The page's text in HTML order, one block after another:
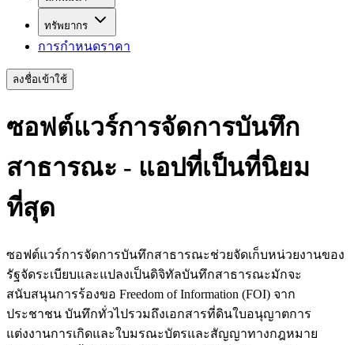
ทรัพยากร
การกำหนดราคา
ลงชื่อเข้าใช้
ซอฟต์แวร์การจัดการบันทึก
สาธารณะ - แอปที่เป็นที่นิยม
ที่สุด
ซอฟต์แวร์การจัดการบันทึกสาธารณะช่วยจัดเก็บหน่วยงานของ
รัฐจัดระเบียบและแปลงเป็นดิจิทัลบันทึกสาธารณะมักจะ
สนับสนุนการร้องขอ Freedom of Information (FOI) จาก
ประชาชน บันทึกทั่วไปรวมถึงเอกสารที่ดินใบอนุญาตการ
แต่งงานการเกิดและใบมรณะบัตรและสัญญาทางกฎหมาย